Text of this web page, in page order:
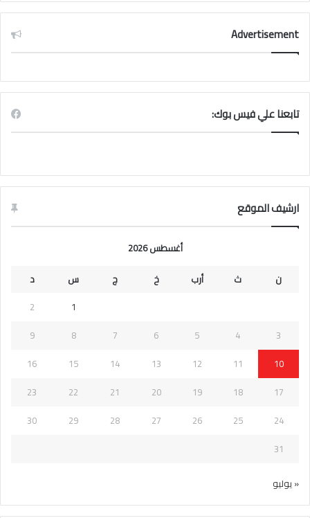
Advertisement
تابعنا علي فيس بوك:
ارشيف الموقع
أغسطس 2026
ن
ث أرب خ ج س
د
1
2
3
4
5
6
7
8
9
10
11
12
13
14
15
16
17
18
19
20
21
22
23
24
25
26
27
28
29
30
31
« يوليو